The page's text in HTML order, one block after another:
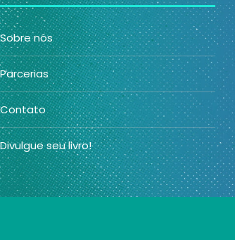
Sobre nós
Parcerias
Contato
Divulgue seu livro!